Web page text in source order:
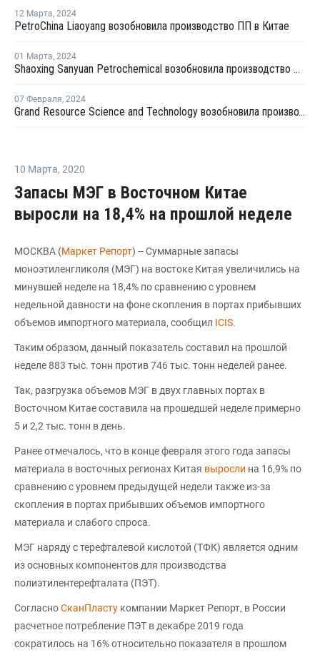
12 Марта, 2024
PetroChina Liaoyang возобновила производство ПП в Китае
01 Марта, 2024
Shaoxing Sanyuan Petrochemical возобновила производство ПП на линии №1 в Китае
07 Февраля, 2024
Grand Resource Science and Technology возобновила производство на линии №2 по выпуску ПП в Китае
10 Марта, 2020
Запасы МЭГ в Восточном Китае
выросли на 18,4% на прошлой неделе
МОСКВА (Маркет Репорт) -- Суммарные запасы
моноэтиленгликоля (МЭГ) на востоке Китая увеличились на
минувшей неделе на 18,4% по сравнению с уровнем
недельной давности на фоне скопления в портах прибывших
объемов импортного материала, сообщил ICIS.
Таким образом, данный показатель составил на прошлой
неделе 883 тыс. тонн против 746 тыс. тонн неделей ранее.
Так, разгрузка объемов МЭГ в двух главных портах в
Восточном Китае составила на прошедшей неделе примерно
5 и 2,2 тыс. тонн в день.
Ранее отмечалось, что в конце февраля этого года запасы
материала в восточных регионах Китая выросли на 16,9% по
сравнению с уровнем предыдущей недели также из-за
скопления в портах прибывших объемов импортного
материала и слабого спроса.
МЭГ наряду с терефталевой кислотой (ТФК) является одним
из основных компонентов для производства
полиэтилентерефталата (ПЭТ).
СогласноСканПласту компании Маркет Репорт, в России
расчетное потребление ПЭТ в декабре 2019 года
сократилось на 16% относительно показателя в прошлом